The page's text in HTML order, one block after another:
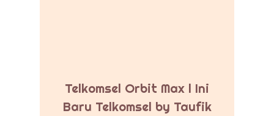
Telkomsel Orbit Max l Ini
Baru Telkomsel by Taufik